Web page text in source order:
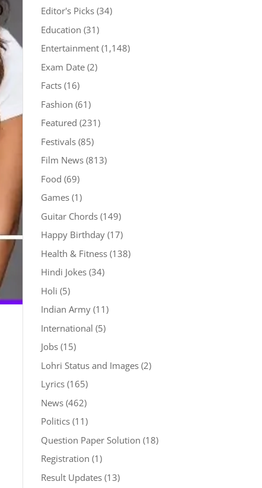
Editor's Picks(34)
Education (31)
Entertainment(1,148)
Exam Date(2)
Facts(16)
Fashion (61)
Featured (231)
Festivals(85)
Film News(813)
Food (69)
Games(1)
Guitar Chords(149)
Happy Birthday(17)
Health & Fitness(138)
Hindi Jokes(34)
Holi (5)
Indian Army(11)
International (5)
Jobs(15)
Lohri Status and Images(2)
Lyrics(165)
News(462)
Politics(11)
Question Paper Solution (18)
Registration (1)
Result Updates(13)